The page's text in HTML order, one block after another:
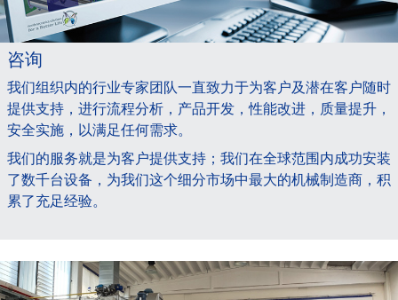
咨询
我们组织内的行业专家团队一直致力于为客户及潜在客户随时
提供支持，进行流程分析，产品开发，性能改进，质量提升，
安全实施，以满足任何需求。
我们的服务就是为客户提供支持；我们在全球范围内成功安装
了数千台设备，为我们这个细分市场中最大的机械制造商，积
累了充足经验。